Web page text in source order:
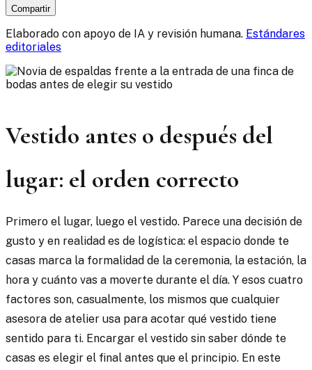
Compartir
Elaborado con apoyo de IA y revisión humana. Estándares
editoriales
Vestido antes o después del
lugar: el orden correcto
Primero el lugar, luego el vestido. Parece una decisión de
gusto y en realidad es de logística: el espacio donde te
casas marca la formalidad de la ceremonia, la estación, la
hora y cuánto vas a moverte durante el día. Y esos cuatro
factores son, casualmente, los mismos que cualquier
asesora de atelier usa para acotar qué vestido tiene
sentido para ti. Encargar el vestido sin saber dónde te
casas es elegir el final antes que el principio. En este